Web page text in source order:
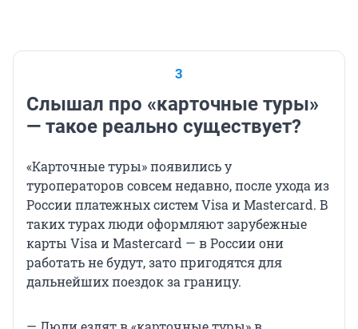
3
Слышал про «карточные туры»
— такое реально существует?
«Карточные туры» появились у
туроператоров совсем недавно, после ухода из
России платежных систем Visa и Masterсard. В
таких турах люди оформляют зарубежные
карты Visa и Mastercard — в России они
работать не будут, зато пригодятся для
дальнейших поездок за границу.